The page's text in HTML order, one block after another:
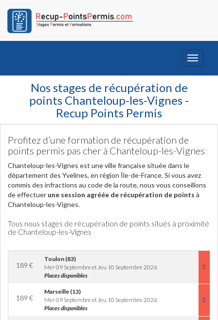
Toggle
Nos stages de récupération de
points Chanteloup-les-Vignes -
Recup Points Permis
Profitez d’une formation de récupération de
points permis pas cher à Chanteloup-les-Vignes
Chanteloup-les-Vignes est une ville française située dans le
département des Yvelines, en région Île-de-France. Si vous avez
commis des infractions au code de la route, nous vous conseillons
de effectuer une session agréée de récupération de points à
Chanteloup-les-Vignes.
Tous nous stages de récupération de points situés à proximité
de Chanteloup-les-Vignes
189 €
Toulon (83)
Mer 09 Septembre et Jeu 10 Septembre 2026
Places disponibles
189 €
Marseille (13)
Mer 09 Septembre et Jeu 10 Septembre 2026
Places disponibles